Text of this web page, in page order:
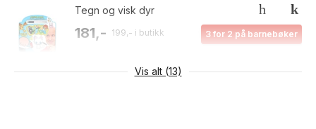
Tegn og visk dyr
181,- 199,- i butikk 3 for 2 på barnebøker
Vis alt (13)